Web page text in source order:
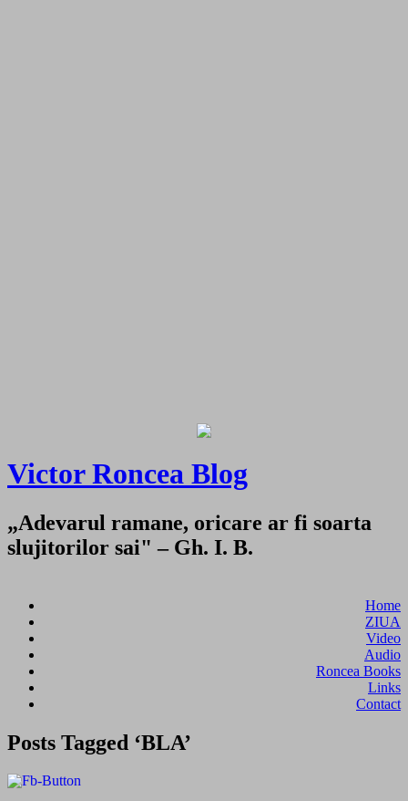
Victor Roncea Blog
„Adevarul ramane, oricare ar fi soarta
slujitorilor sai" – Gh. I. B.
Home
ZIUA
Video
Audio
Roncea Books
Links
Contact
Posts Tagged ‘BLA’